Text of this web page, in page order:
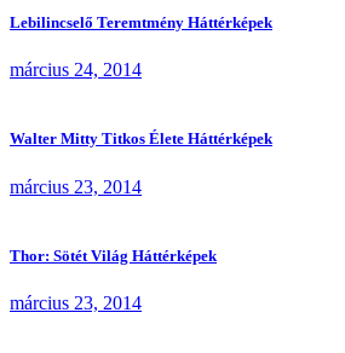
Lebilincselő Teremtmény Háttérképek
március 24, 2014
Walter Mitty Titkos Élete Háttérképek
március 23, 2014
Thor: Sötét Világ Háttérképek
március 23, 2014